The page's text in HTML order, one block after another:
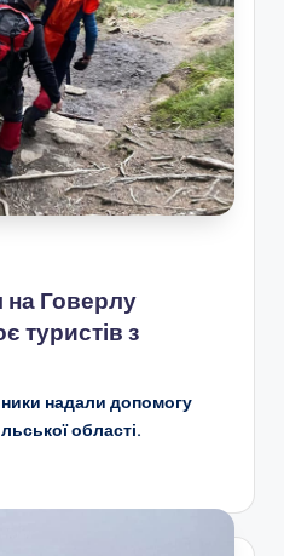
на Говерлу
туристів з
надали допомогу
області.